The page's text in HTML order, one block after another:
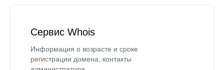
Сервис Whois
Информация о возрасте и сроке
регистрации домена, контакты